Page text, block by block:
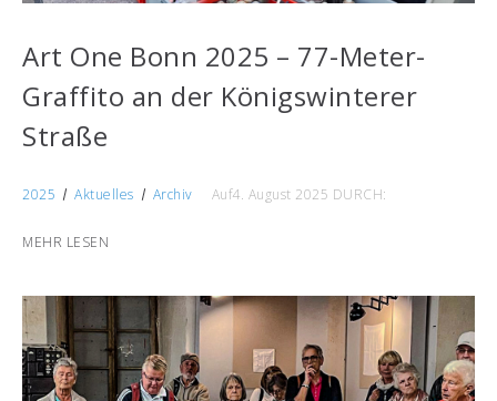
Art One Bonn 2025 – 77-Meter-
Graffito an der Königswinterer
Straße
2025 Aktuelles Archiv Auf4. August 2025 DURCH:
MEHR LESEN